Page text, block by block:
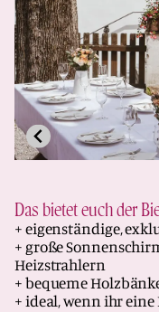
Das bietet euch der
+ eigenständige,
+ große
Heizstrahlern
+ bequeme
+ ideal, wenn ihr